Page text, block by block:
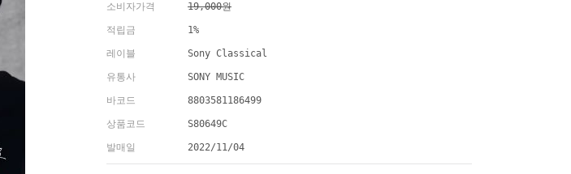
소비자가격 19,000원
적립금 1%
레이블 Sony Classical
유통사 SONY MUSIC
바코드 8803581186499
상품코드 S80649C
발매일 2022/11/04